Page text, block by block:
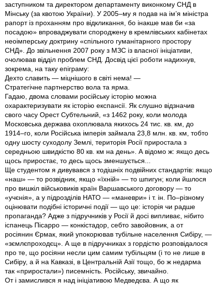
заступником та директором департаменту виконкому СНД в
Мінську (за квотою України). У 2005–му я подав на ім’я міністра
рапорт із проханням про відкликання, бо інакше мав би «за
посадою» впроваджувати спороджену в кремлівських кабінетах
неоімперську доктрину «спільного гуманітарного простору
СНД». До звільнення 2007 року з МЗС із власної ініціативи,
очолював відділ проблем СНД. Досвід цієї роботи надихнув,
зокрема, на таку епіграму:
Дехто славить — міцнішого в світі нема! —
Стратегічне партнерство вола та ярма.
Гадаю, двома словами російську історію можна
охарактеризувати як історію експансії. Як слушно відзначив
свого часу Орест Субтельний, «з 1462 року, коли молода
Московська держава охоплювала якихось 24 тис. кв. км, до
1914–го, коли Російська імперія займала 23,8 млн. кв. км, тобто
одну шосту суходолу Землі, територія Росії приростала з
середньою швидкістю 80 кв. км на день». А відомо ж: якщо десь
щось приростає, то десь щось зменшується...
Ще студентом я дивувався з тодішніх подвійних стандартів: якщо
«наш» — то розвідник, якщо «їхній» — то шпигун; коли йшлося
про вишкіл військовиків країн Варшавського договору — то
«учєнія», а у підрозділів НАТО — «маневри» і т. ін. По–різному
оцінювати подібні історичні події — що це: історія чи радше
пропаганда? Адже з підручників у Росії й досі випливає, нібито
іспанець Пісарро — конкістадор, себто завойовник, а от
росіянин Єрмак, який упокорював тубільне населення Сибіру, —
«зємлєпроходєц». А ще в підручниках з гордістю розповідалося
про те, що росіяни несли цим самим тубільцям (і то не лише в
Сибіру, а й на Кавказі, в Центральній Азії тощо, бо ж недарма
так «приростали») писемність. Російську, звичайно.
От і замислився я над ініціативою Медведєва. А що як